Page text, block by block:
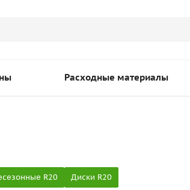
Расходные материалы
R20 Диски R20